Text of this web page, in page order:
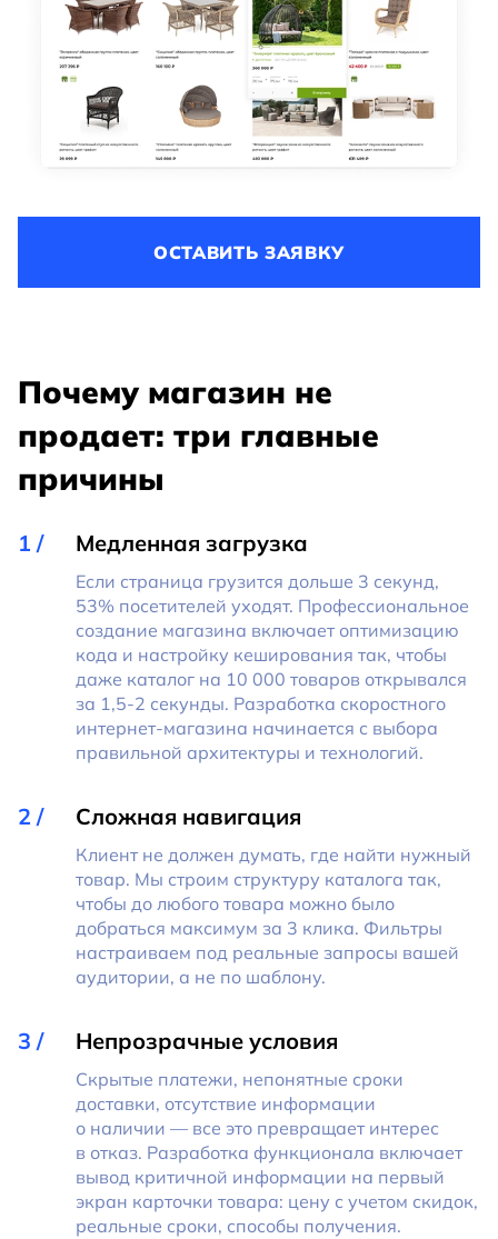
ОСТАВИТЬ ЗАЯВКУ
Почему магазин не
продает: три главные
причины
Медленная загрузка
Если страница грузится дольше 3 секунд,
53% посетителей уходят. Профессиональное
создание магазина включает оптимизацию
кода и настройку кеширования так, чтобы
даже каталог на 10 000 товаров открывался
за 1,5-2 секунды. Разработка скоростного
интернет-магазина начинается с выбора
правильной архитектуры и технологий.
Сложная навигация
Клиент не должен думать, где найти нужный
товар. Мы строим структуру каталога так,
чтобы до любого товара можно было
добраться максимум за 3 клика. Фильтры
настраиваем под реальные запросы вашей
аудитории, а не по шаблону.
Непрозрачные условия
Скрытые платежи, непонятные сроки
доставки, отсутствие информации
о наличии — все это превращает интерес
в отказ. Разработка функционала включает
вывод критичной информации на первый
экран карточки товара: цену с учетом скидок,
реальные сроки, способы получения.